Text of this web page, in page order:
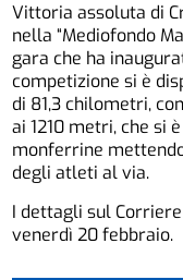
Vittoria assoluta di
nella “Mediofondo
gara che ha
competizione si è
di 81,3 chilometri,
ai 1210 metri, che si
monferrine
degli atleti al via.
I dettagli sul
venerdì 20 febbraio.